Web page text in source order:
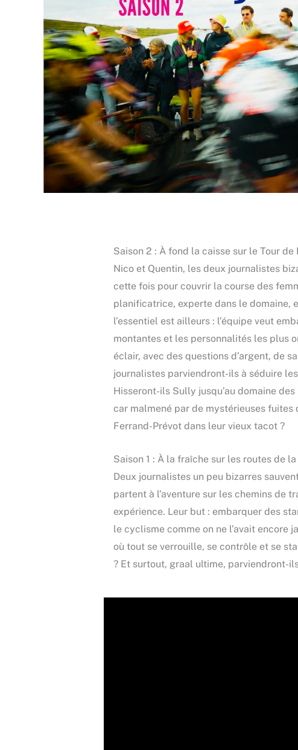
Saison 2 : À fond la caisse sur le Tour de
Nico et Quentin, les deux journalistes
cette fois pour couvrir la course des
planificatrice, experte dans le domaine,
l’essentiel est ailleurs : l’équipe veut
montantes et les personnalités les plus
éclair, avec des questions d’argent, de
journalistes parviendront-ils à séduire
Hisseront-ils Sully jusqu’au domaine
car malmené par de mystérieuses
Ferrand-Prévot dans leur vieux tacot ?
Saison 1 : À la fraîche sur les routes de
Deux journalistes un peu bizarres
partent à l’aventure sur les chemins de
expérience. Leur but : embarquer des
le cyclisme comme on ne l’avait encore
où tout se verrouille, se contrôle et se
? Et surtout, graal ultime, parviendront-